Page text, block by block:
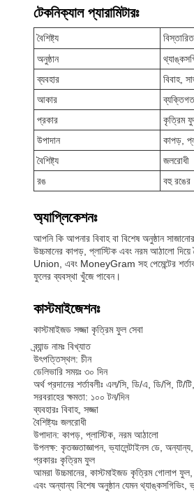
টেকনিক্যাল প্যারামিটারঃ
বৈশিষ্ট্য
বিস্তারিত
অনুষ্ঠান
ব্যবহার
বিবাহ,
আকার
প্রকার
কৃত্রিম
উপাদান
কাপড়,
বৈশিষ্ট্য
জলরোধী
রঙ
বহু রঙের
অ্যাপ্লিকেশনঃ
আপনি কি আপনার বিবাহ বা বিশেষ অনুষ্ঠান
উচ্চমানের কাপড়, প্লাস্টিক এবং নরম আঠালো
Union, এবং MoneyGram সহ পেমেন্টের
ফুলের ব্যবস্থা খুঁজে পাবেন।
কাস্টমাইজেশনঃ
কাস্টমাইজড সজ্জা কৃত্রিম ফুল সেবা
ব্র্যান্ড নামঃ বিখ্যাত
উৎপত্তিস্থল: চীন
ডেলিভারি সময়ঃ ৩০ দিন
অর্থ প্রদানের শর্তাবলীঃ এল/সি, ডি/এ, ডি/পি, টি/
সরবরাহের ক্ষমতা: ১০০ টন/দিন
ব্যবহারঃ বিবাহ, সজ্জা
বৈশিষ্ট্যঃ জলরোধী
উপাদান: কাপড়, প্লাস্টিক, নরম আঠালো
উপলক্ষ: কৃতজ্ঞতাজ্ঞাপন, ভ্যালেন্টাইনস ডে,
প্রকারঃ কৃত্রিম ফুল
আমরা উচ্চমানের, কাস্টমাইজড কৃত্রিম গোলাপ ফুল,
এবং অন্যান্য বিশেষ অনুষ্ঠান যেমন